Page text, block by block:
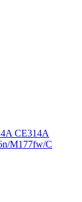
CE314A
M177fw/C